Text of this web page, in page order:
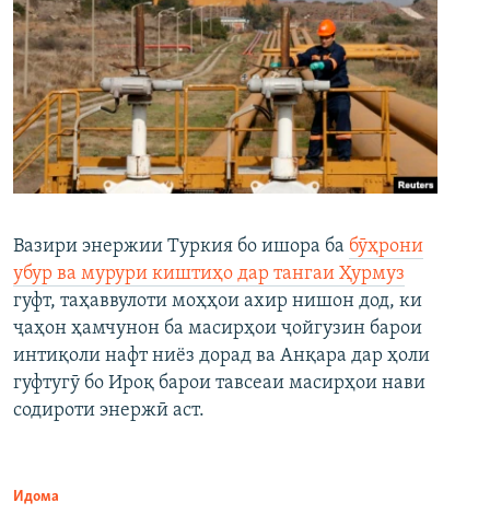
Вазири энержии Туркия бо ишора ба бӯҳрони
убур ва мурури киштиҳо дар тангаи Ҳурмуз
гуфт, таҳаввулоти моҳҳои ахир нишон дод, ки
ҷаҳон ҳамчунон ба масирҳои ҷойгузин барои
интиқоли нафт ниёз дорад ва Анқара дар ҳоли
гуфтугӯ бо Ироқ барои тавсеаи масирҳои нави
содироти энержӣ аст.
Идома